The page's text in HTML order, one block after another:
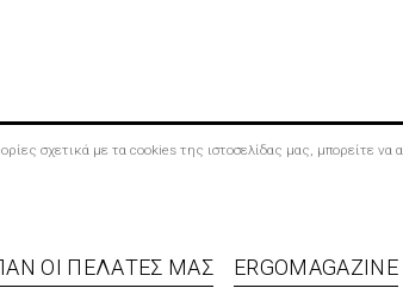
σχετικά με τα cookies της ιστοσελίδας μας, μπορείτε να
ΟΙ ΠΕΛΆΤΕΣ ΜΑΣ ERGOMAGAZINE